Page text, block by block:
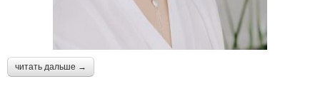
читать дальше →